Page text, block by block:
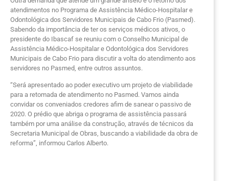
atendimentos no Programa de Assistência Médico-Hospitalar e
Odontológica dos Servidores Municipais de Cabo Frio (Pasmed).
Sabendo da importância de ter os serviços médicos ativos, o
presidente do Ibascaf se reuniu com o Conselho Municipal de
Assistência Médico-Hospitalar e Odontológica dos Servidores
Municipais de Cabo Frio para discutir a volta do atendimento aos
servidores no Pasmed, entre outros assuntos.
“Será apresentado ao poder executivo um projeto de viabilidade
para a retomada de atendimento no Pasmed. Vamos ainda
convidar os conveniados credores afim de sanear o passivo de
2020. O prédio que abriga o programa de assistência passará
também por uma análise da construção, através de técnicos da
Secretaria Municipal de Obras, buscando a viabilidade da obra de
reforma”, informou Carlos Alberto.